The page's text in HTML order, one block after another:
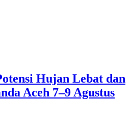
Hujan Lebat dan
Aceh 7–9 Agustus